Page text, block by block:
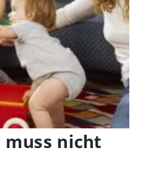
muss nicht